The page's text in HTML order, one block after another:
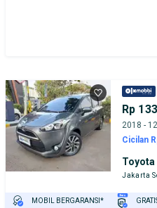
Rp
2018 -
Cicilan
Toyota
Jakarta
MOBIL BERGARANSI*